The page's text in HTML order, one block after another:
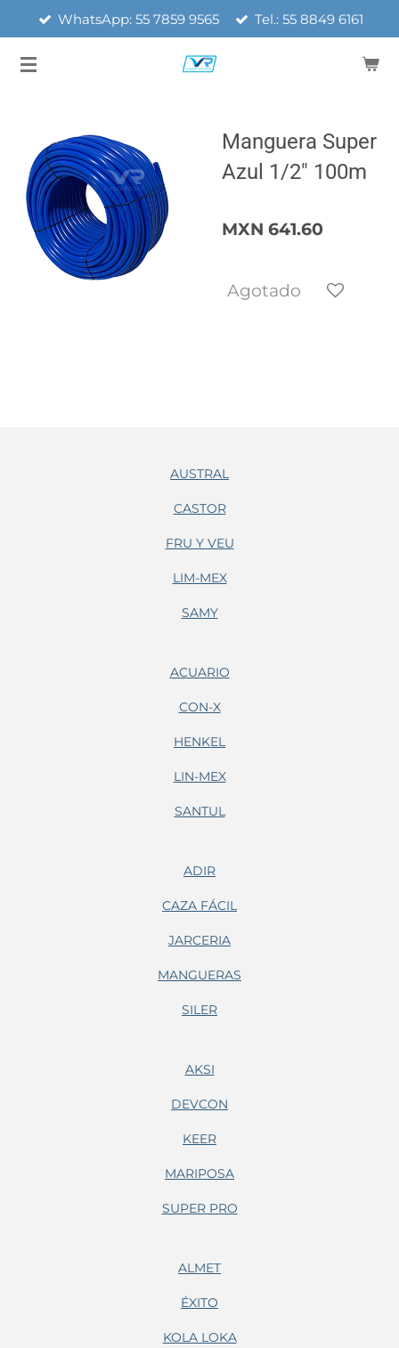
contenido
WhatsApp: 55 7859 9565 Tel.: 55 8849 6161
Manguera Super
Azul 1/2" 100m
MXN 641.60
Agotado
AUSTRAL
CASTOR
FRU Y VEU
LIM-MEX
SAMY
ACUARIO
CON-X
HENKEL
LIN-MEX
SANTUL
ADIR
CAZA FÁCIL
JARCERIA
MANGUERAS
SILER
AKSI
DEVCON
KEER
MARIPOSA
SUPER PRO
ALMET
ÉXITO
KOLA LOKA